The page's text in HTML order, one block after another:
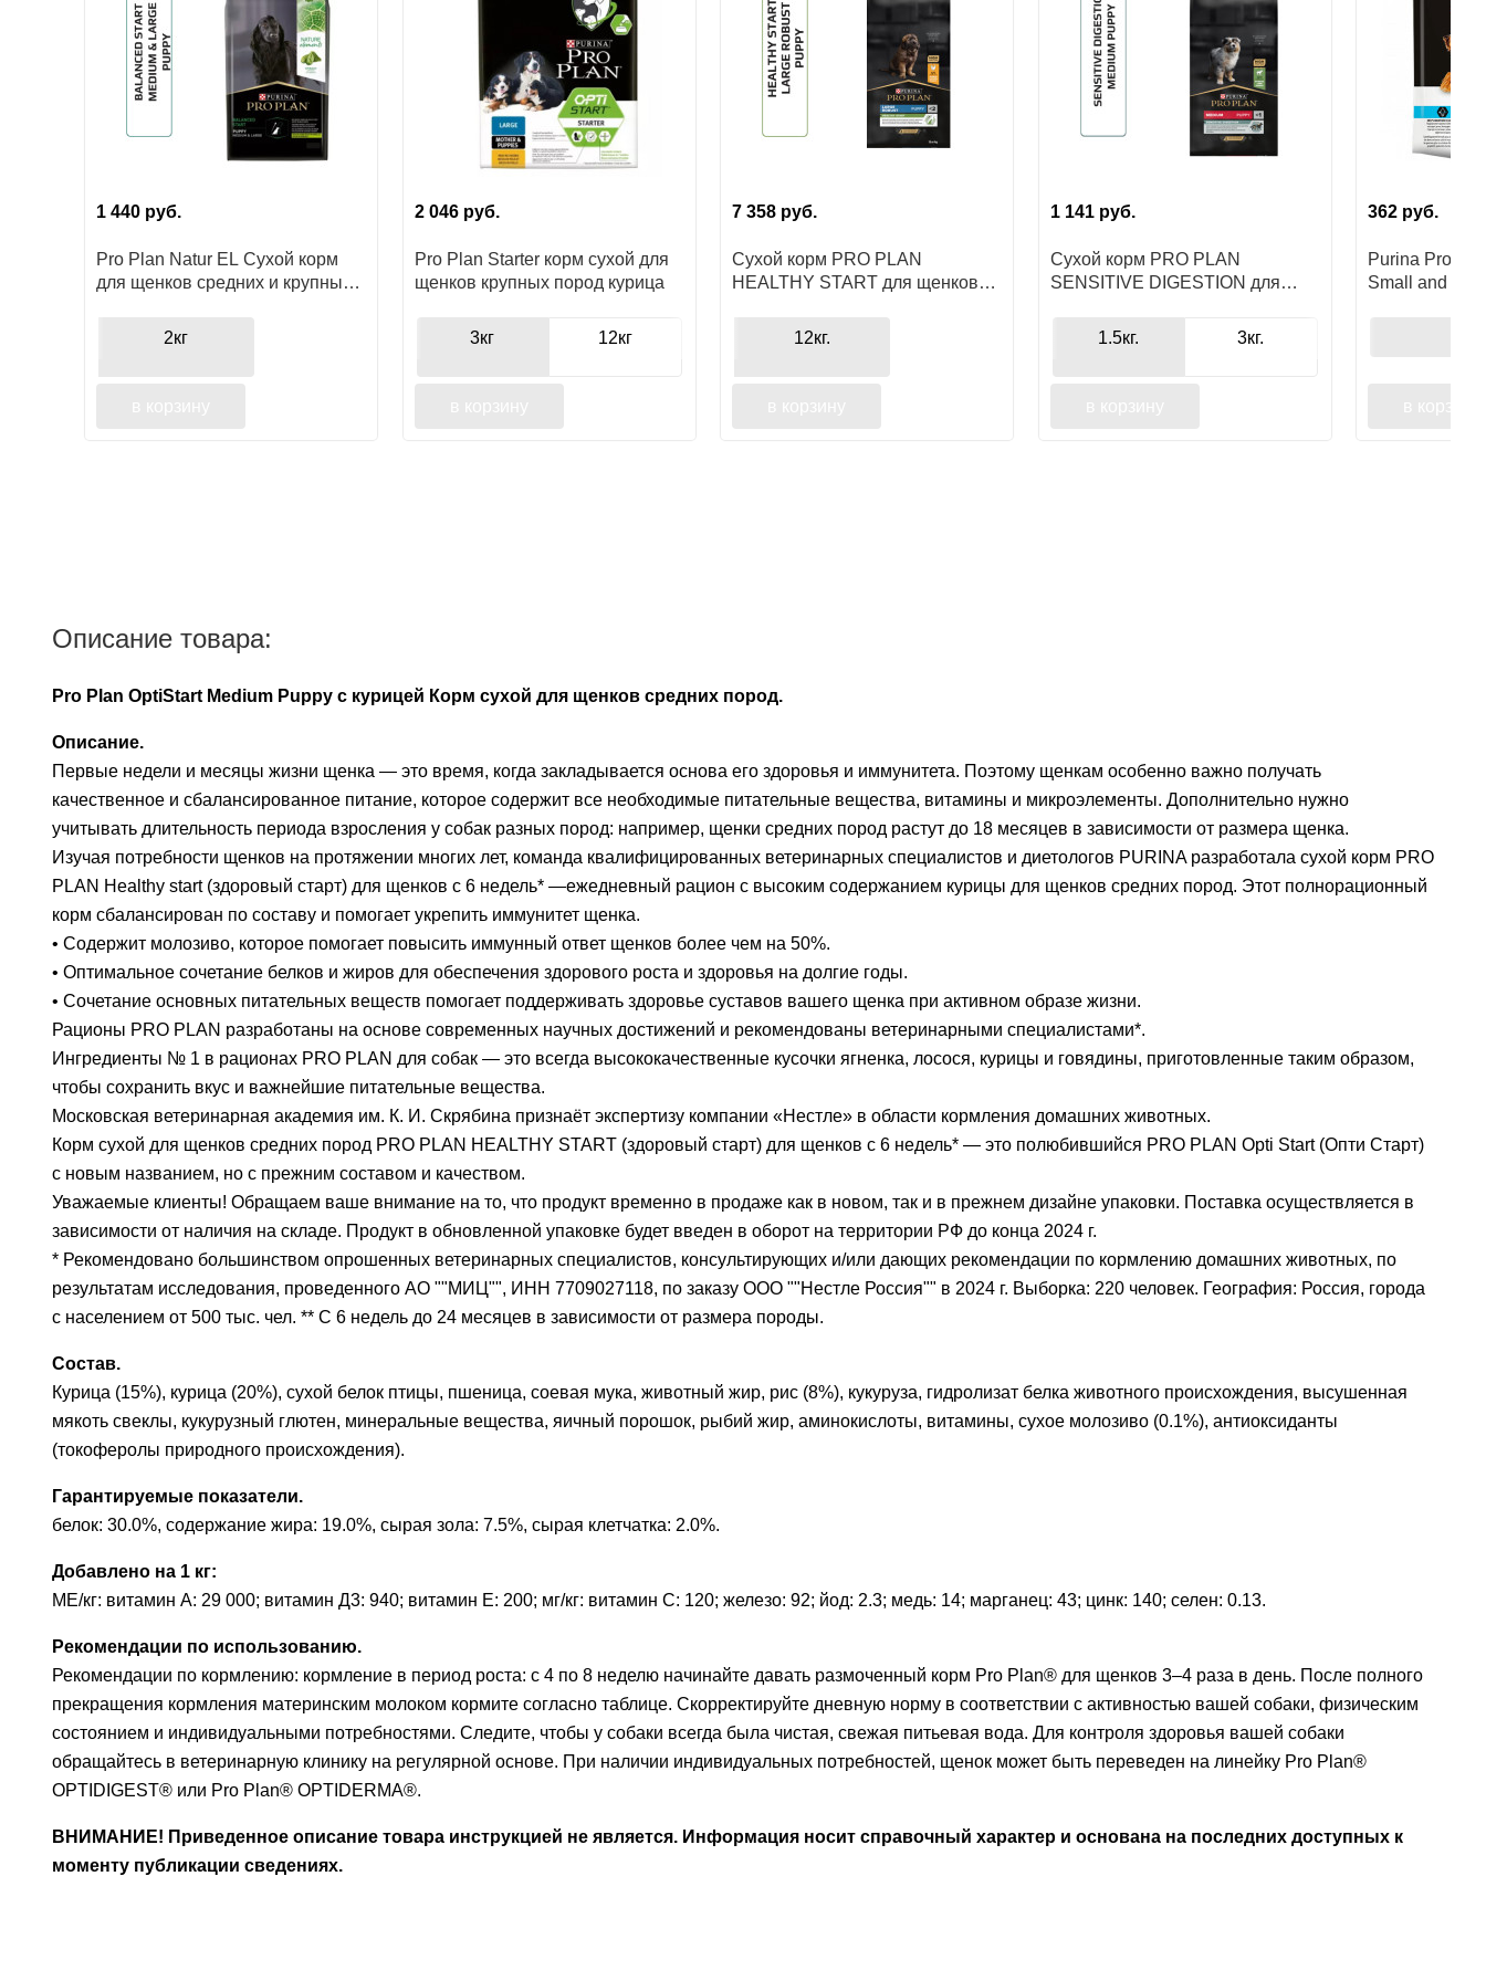
1 440 руб.
Pro Plan Natur EL Сухой корм
для щенков средних и крупных
2кг
2 046руб.
Pro Plan Starter корм сухой для
щенков крупных пород курица
3кг 12кг
7 358 руб.
Сухой корм PRO PLAN
HEALTHY START для щенков
телосложением, с высоким
12кг.
1 141руб.
Сухой корм PRO PLAN
SENSITIVE DIGESTION для
чувствительным пищеварением,
1.5кг. 3кг.
362 руб.
Purina Pro
Small and
Описание товара:
Pro Plan OptiStart Medium Puppy с курицей Корм сухой для щенков средних пород.
Описание.
Первые недели и месяцы жизни щенка — это время, когда закладывается основа его здоровья и иммунитета. Поэтому щенкам особенно важно получать
качественное и сбалансированное питание, которое содержит все необходимые питательные вещества, витамины и микроэлементы. Дополнительно нужно
учитывать длительность периода взросления у собак разных пород: например, щенки средних пород растут до 18 месяцев в зависимости от размера щенка.
Изучая потребности щенков на протяжении многих лет, команда квалифицированных ветеринарных специалистов и диетологов PURINA разработала сухой корм PRO
PLAN Healthy start (здоровый старт) для щенков с 6 недель* —ежедневный рацион с высоким содержанием курицы для щенков средних пород. Этот полнорационный
корм сбалансирован по составу и помогает укрепить иммунитет щенка.
• Содержит молозиво, которое помогает повысить иммунный ответ щенков более чем на 50%.
• Оптимальное сочетание белков и жиров для обеспечения здорового роста и здоровья на долгие годы.
• Сочетание основных питательных веществ помогает поддерживать здоровье суставов вашего щенка при активном образе жизни.
Рационы PRO PLAN разработаны на основе современных научных достижений и рекомендованы ветеринарными специалистами*.
Ингредиенты № 1 в рационах PRO PLAN для собак — это всегда высококачественные кусочки ягненка, лосося, курицы и говядины, приготовленные таким образом,
чтобы сохранить вкус и важнейшие питательные вещества.
Московская ветеринарная академия им. К. И. Скрябина признаёт экспертизу компании «Нестле» в области кормления домашних животных.
Корм сухой для щенков средних пород PRO PLAN HEALTHY START (здоровый старт) для щенков с 6 недель* — это полюбившийся PRO PLAN Opti Start (Опти Старт)
с новым названием, но с прежним составом и качеством.
Уважаемые клиенты! Обращаем ваше внимание на то, что продукт временно в продаже как в новом, так и в прежнем дизайне упаковки. Поставка осуществляется в
зависимости от наличия на складе. Продукт в обновленной упаковке будет введен в оборот на территории РФ до конца 2024 г.
* Рекомендовано большинством опрошенных ветеринарных специалистов, консультирующих и/или дающих рекомендации по кормлению домашних животных, по
результатам исследования, проведенного АО ""МИЦ"", ИНН 7709027118, по заказу ООО ""Нестле Россия"" в 2024 г. Выборка: 220 человек. География: Россия, города
с населением от 500 тыс. чел. ** С 6 недель до 24 месяцев в зависимости от размера породы.
Состав.
Курица (15%), курица (20%), сухой белок птицы, пшеница, соевая мука, животный жир, рис (8%), кукуруза, гидролизат белка животного происхождения, высушенная
мякоть свеклы, кукурузный глютен, минеральные вещества, яичный порошок, рыбий жир, аминокислоты, витамины, сухое молозиво (0.1%), антиоксиданты
(токоферолы природного происхождения).
Гарантируемые показатели.
белок: 30.0%, содержание жира: 19.0%, сырая зола: 7.5%, сырая клетчатка: 2.0%.
Добавлено на 1 кг:
МЕ/кг: витамин А: 29 000; витамин Д3: 940; витамин E: 200; мг/кг: витамин C: 120; железо: 92; йод: 2.3; медь: 14; марганец: 43; цинк: 140; селен: 0.13.
Рекомендации по использованию.
Рекомендации по кормлению: кормление в период роста: с 4 по 8 неделю начинайте давать размоченный корм Pro Plan® для щенков 3–4 раза в день. После полного
прекращения кормления материнским молоком кормите согласно таблице. Скорректируйте дневную норму в соответствии с активностью вашей собаки, физическим
состоянием и индивидуальными потребностями. Следите, чтобы у собаки всегда была чистая, свежая питьевая вода. Для контроля здоровья вашей собаки
обращайтесь в ветеринарную клинику на регулярной основе. При наличии индивидуальных потребностей, щенок может быть переведен на линейку Pro Plan®
OPTIDIGEST® или Pro Plan® OPTIDERMA®.
ВНИМАНИЕ! Приведенное описание товара инструкцией не является. Информация носит справочный характер и основана на последних доступных к
моменту публикации сведениях.